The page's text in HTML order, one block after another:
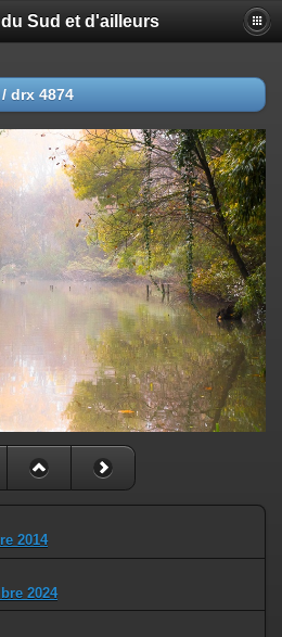
Sud et d'ailleurs
/ drx 4874
2014
2024